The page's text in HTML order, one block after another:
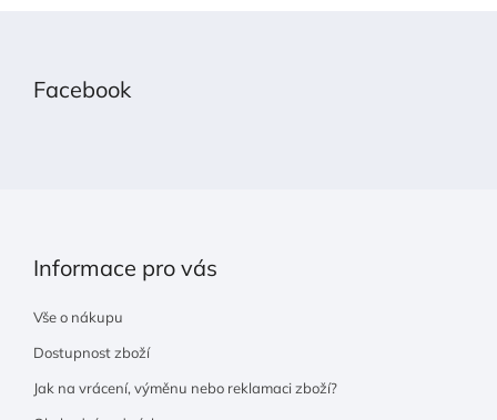
Facebook
Informace pro vás
Vše o nákupu
Dostupnost zboží
Jak na vrácení, výměnu nebo reklamaci zboží?